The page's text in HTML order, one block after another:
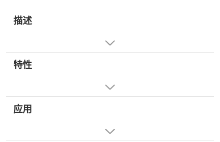
描述
特性
应用